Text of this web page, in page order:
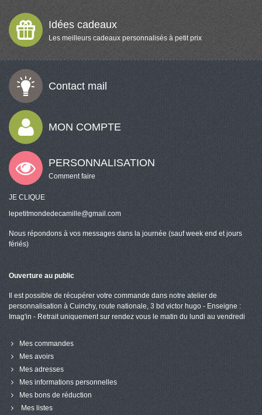
Idées cadeaux
Les meilleurs cadeaux personnalisés à petit prix
Contact mail
MON COMPTE
PERSONNALISATION
Comment faire
JE CLIQUE
lepetitmondedecamille@gmail.com
Nous répondons à vos messages dans la journée (sauf week end et jours
fériés)
Ouverture au public
Il est possible de récupérer votre commande dans notre atelier de
personnalisation à Cuinchy, route nationale, 3 bd victor hugo - Enseigne :
Imag'in - Retrait uniquement sur rendez vous le matin du lundi au vendredi
Mes commandes
Mes avoirs
Mes adresses
Mes informations personnelles
Mes bons de réduction
Mes listes